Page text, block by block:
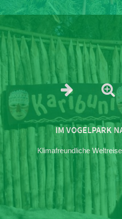
IM VOGELPARK
Klimafreundliche